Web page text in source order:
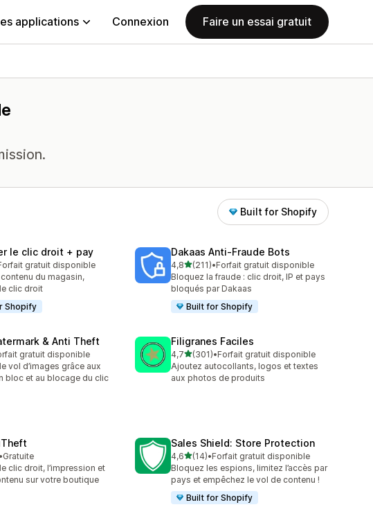
applications Connexion Faire un essai gratuit
Built for Shopify
le clic droit + pay
sur 5 gratuit disponible
du magasin,
clic droit
Shopify
Dakaas Anti‑Fraude Bots
4,8étoile(s) sur 5
(211)
211 avis au total
•Forfait gratuit disponible
Bloquez la fraude : clic droit, IP et pays
bloqués par Dakaas
Built for Shopify
& Anti Theft
sur 5gratuit disponible
vol d’images grâce aux
bloc et au blocage du clic
Filigranes Faciles
4,7étoile(s) sur 5
(301)
301 avis au total
•Forfait gratuit disponible
Ajoutez autocollants, logos et textes
aux photos de produits
5
total
•Gratuite
clic droit, l’impression et
sur votre boutique
Sales Shield: Store Protection
4,6étoile(s) sur 5
(14)
14 avis au total
•Forfait gratuit disponible
Bloquez les espions, limitez l’accès par
pays et empêchez le vol de contenu !
Built for Shopify